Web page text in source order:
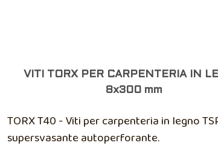
VITI TORX PER CARPENTERIA IN
8x300 mm
TORX T40 - Viti per carpenteria in legno
supersvasante autoperforante.